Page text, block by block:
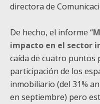
directora de
De hecho, el informe “
impacto en el sector
caída de cuatro puntos
participación de los
inmobiliario (del 31%
en septiembre) pero